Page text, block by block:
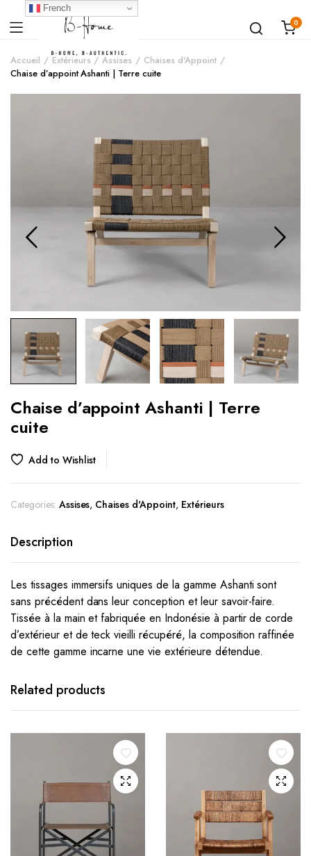
0
Accueil Extérieurs Assises
Chaises d'Appoint
Chaise d’appoint Ashanti | Terre cuite
Chaise d’appoint Ashanti | Terre
cuite
Add to Wishlist
Categories: Assises, Chaises d'Appoint, Extérieurs
Description
Les tissages immersifs uniques de la gamme Ashanti sont
sans précédent dans leur conception et leur savoir-faire.
Tissée à la main et fabriquée en Indonésie à partir de corde
d’extérieur et de teck vieilli récupéré, la composition raffinée
de cette gamme incarne une vie extérieure détendue.
Related products
French